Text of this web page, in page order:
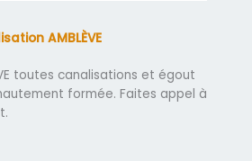
AMBLÈVE
toutes canalisations et égout
formée. Faites appel à